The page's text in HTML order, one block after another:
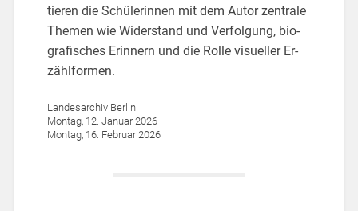
tie­ren die Schü­le­rin­nen mit dem Autor zen­tra­le
The­men wie Wi­der­stand und Ver­fol­gung, bio­
gra­fi­sches Er­in­nern und die Rolle vi­su­el­ler Er­
zähl­for­men.
Lan­des­ar­chiv Ber­lin
Mon­tag, 12. Ja­nu­ar 2026
Mon­tag, 16. Fe­bru­ar 2026